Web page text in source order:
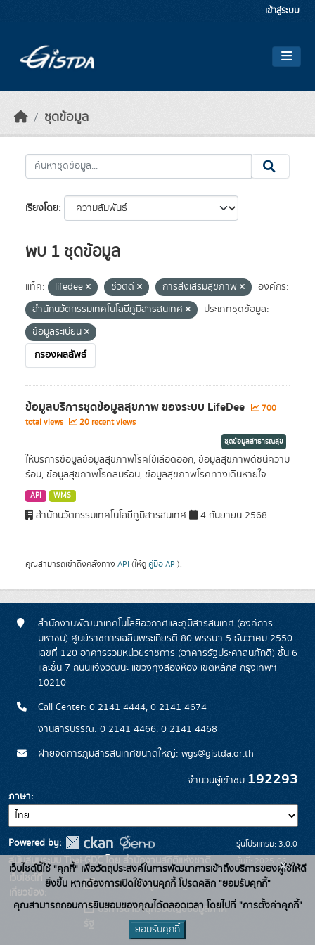
เข้าสู่ระบบ
ชุดข้อมูล
เรียงโดย
พบ 1 ชุดข้อมูล
แท็ค: lifedee ชีวิตดี การส่งเสริมสุขภาพ
องค์กร:
สำนักนวัตกรรมเทคโนโลยีภูมิสารสนเทศ
ประเภทชุดข้อมูล:
ข้อมูลระเบียน
กรองผลลัพธ์
ข้อมูลบริการชุดข้อมูลสุขภาพ ของระบบ LifeDee
700
total views
20 recent views
ชุดข้อมูลสาธารณสุข
ให้บริการข้อมูลข้อมูลสุขภาพโรคไข้เลือดออก, ข้อมูลสุขภาพดัชนีความ
ร้อน, ข้อมูลสุขภาพโรคลมร้อน, ข้อมูลสุขภาพโรคทางเดินหายใจ
API WMS
สำนักนวัตกรรมเทคโนโลยีภูมิสารสนเทศ 4 กันยายน 2568
คุณสามารถเข้าถึงคลังทาง API (ให้ดู คู่มือ API).
สำนักงานพัฒนาเทคโนโลยีอวกาศและภูมิสารสนเทศ (องค์การ
มหาชน) ศูนย์ราชการเฉลิมพระเกียรติ 80 พรรษา 5 ธันวาคม 2550
เลขที่ 120 อาคารรวมหน่วยราชการ (อาคารรัฐประศาสนภักดี) ชั้น 6
และชั้น 7 ถนนแจ้งวัฒนะ แขวงทุ่งสองห้อง เขตหลักสี่ กรุงเทพฯ
10210
Call Center: 0 2141 4444, 0 2141 4674
งานสารบรรณ: 0 2141 4466, 0 2141 4468
ฝ่ายจัดการภูมิสารสนเทศขนาดใหญ่: wgs@gistda.or.th
จำนวนผู้เข้าชม 192293
ภาษา
Powered by:
สนับสนุนระบบ Thai-GDC โดย สำนักงานสถิติแห่งชาติ
เว็บไซต์ที่
เกี่ยวข้อง:
ระบบบัญชีข้อมูลภาครัฐ
บริการนามานุกรมบัญชีข้อมูลภาค
รุ่นโปรแกรม: 3.0.0
วันที่: 2025-06-
26
เว็บไซต์นี้ใช้ "คุกกี้" เพื่อวัตถุประสงค์ในการพัฒนาการเข้าถึงบริการของผู้ใช้ให้ดี
ยิ่งขึ้น หากต้องการเปิดใช้งานคุกกี้ โปรดคลิก "ยอมรับคุกกี้"
คุณสามารถถอนการยินยอมของคุณได้ตลอดเวลา โดยไปที่ "การตั้งค่าคุกกี้"
ยอมรับคุกกี้
x